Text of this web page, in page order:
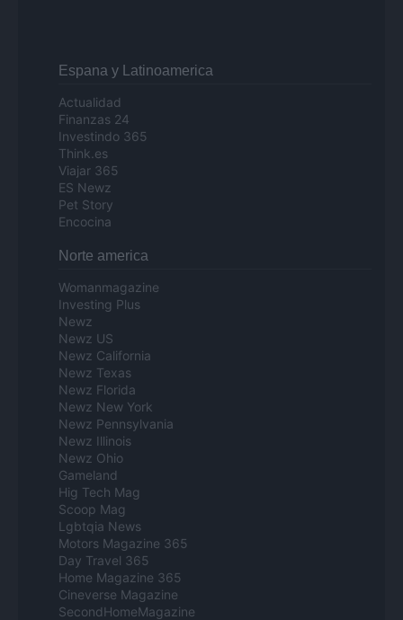
Espana y Latinoamerica
Actualidad
Finanzas 24
Investindo 365
Think.es
Viajar 365
ES Newz
Pet Story
Encocina
Norte america
Womanmagazine
Investing Plus
Newz
Newz US
Newz California
Newz Texas
Newz Florida
Newz New York
Newz Pennsylvania
Newz Illinois
Newz Ohio
Gameland
Hig Tech Mag
Scoop Mag
Lgbtqia News
Motors Magazine 365
Day Travel 365
Home Magazine 365
Cineverse Magazine
SecondHomeMagazine